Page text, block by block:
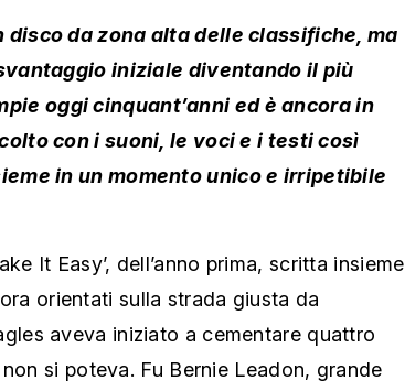
disco da zona alta delle classifiche, ma
iniziale diventando il più
oggi cinquant’anni ed è ancora in
con i suoni, le voci e i testi così
in un momento unico e irripetibile
It Easy’, dell’anno prima, scritta insieme
orientati sulla strada giusta da
aveva iniziato a cementare quattro
si poteva. Fu Bernie Leadon, grande